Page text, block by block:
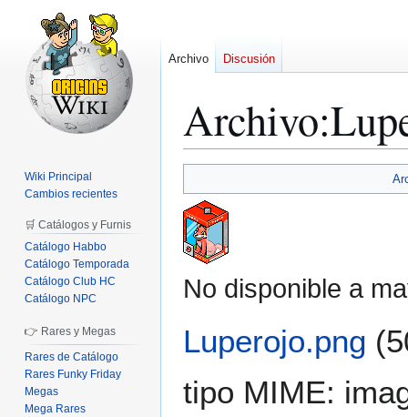
Archivo:
a
la
navegación
a
la
búsqueda
No disponible a
Luperojo.png
tipo MIME:
Archivo Discusión
Wiki Principal
Cambios recientes
🛒 Catálogos y Furnis
Catálogo Habbo
Catálogo Temporada
Catálogo Club HC
Catálogo NPC
👉 Rares y Megas
Rares de Catálogo
Rares Funky Friday
Megas
Mega Rares